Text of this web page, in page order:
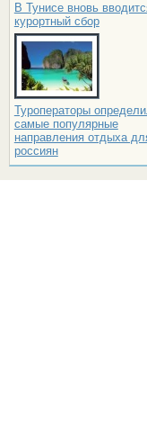
В Тунисе вновь
курортный сбор
Туроператоры
самые популярные
направления отдыха
россиян